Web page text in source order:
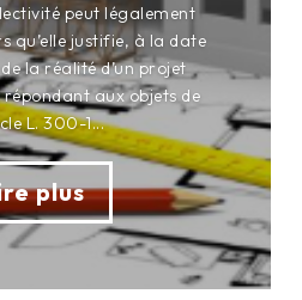
peut légalement
qu’elle justifie, à la date
la réalité d’un projet
répondant aux objets de
L. 300-1...
plus